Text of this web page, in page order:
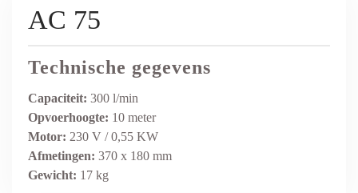
AC 75
Technische gegevens
Capaciteit: 300 l/min
Opvoerhoogte: 10 meter
Motor: 230 V / 0,55 KW
Afmetingen: 370 x 180 mm
Gewicht: 17 kg